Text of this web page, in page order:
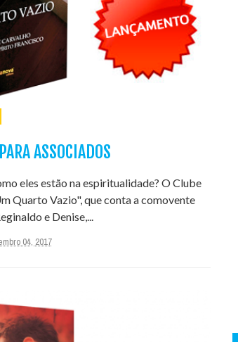
ASSOCIADOS
eles estão na espiritualidade? O Clube
Quarto Vazio", que conta a comovente
e Denise,...
04, 2017